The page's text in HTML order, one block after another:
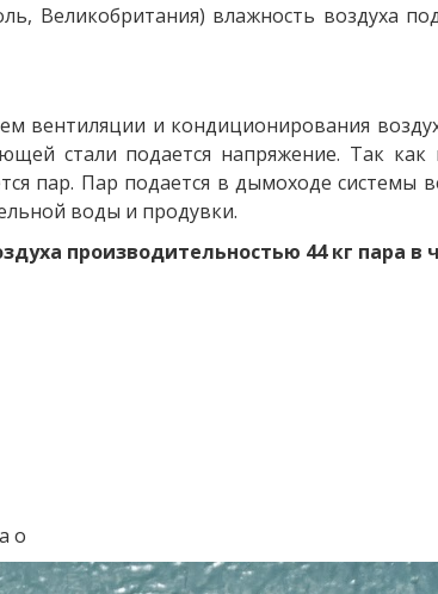
Великобритания) влажность воздуха
вентиляции и кондиционирования
стали подается напряжение. Так
пар. Пар подается в дымоходе системы
воды и продувки.
производительностью 44 кг пара в
о